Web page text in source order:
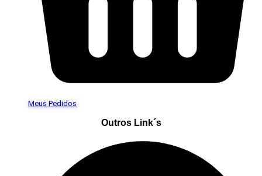
Meus Pedidos
Outros Link´s